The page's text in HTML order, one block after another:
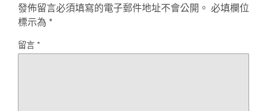
發佈留言必須填寫的電子郵件地址不會公開。 必填欄位
標示為 *
留言*